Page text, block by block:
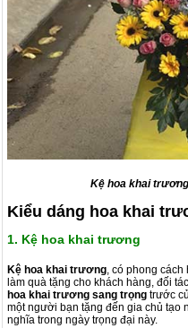
Kệ hoa khai
Kiểu dáng hoa khai
1. Kệ hoa khai trương
Kệ hoa khai trương, có phong
làm quà tặng cho khách hàng, đối
hoa khai trương sang trọng trước
một người bạn tặng đến gia chủ tạo
nghĩa trong ngày trọng đại này.